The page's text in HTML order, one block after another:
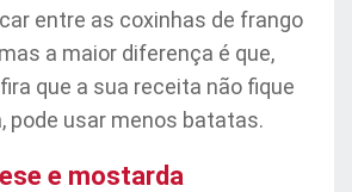
entre as coxinhas de frango
a maior diferença é que,
que a sua receita não fique
pode usar menos batatas.
e mostarda